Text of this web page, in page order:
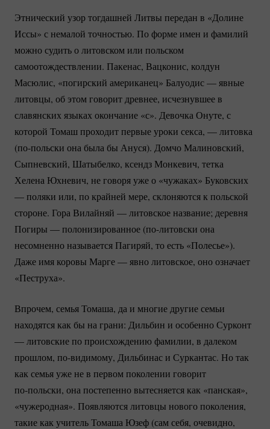
Этнический узор тогдашней Литвы передан в «Долине
Иссы» с немалой точностью. По форме имен и фамилий
можно судить о литовском или польском
самоотождествлении. Пакенас, Вацконис, колдун
Масюлис, «погирский американец» Балуодис — явные
литовцы, об этом говорит древнее, исчезнувшее в
славянских языках окончание «с». Девочка Онуте, с
которой Томаш проходит первые уроки секса, — литовка
(по-польски она была бы Ануся). Домчо Малиновский,
Сыпневский, Шатыбелко, ксендз Монкевич, тетка
Хелена Юхневич, не говоря уже о «чужаках» Буковских
— поляки или, по крайней мере, склоняются к польской
стороне. Гора Вилайняй — литовское название; деревня
Погиры — полонизированное (по-литовски она
несомненно называется Пагиряй, то есть «Полесье»).
Даже имя коровы Марге — явно литовское, оно означает
«Пеструха».
Впрочем, семья Томаша, да и многие другие семьи
находятся как бы на грани: Дильбин и особенно Сурконт
— литовские по происхождению фамилии, в далеком
прошлом, по-видимому, Дильбинас и Суркантас. Но так
как семья уже не в первом поколении говорит
по-польски, она постепенно вытесняется как «панская»,
«чужеродная». Появляются литовцы нового поколения,
такие как учитель Томаша Юзеф (сам себя, очевидно,